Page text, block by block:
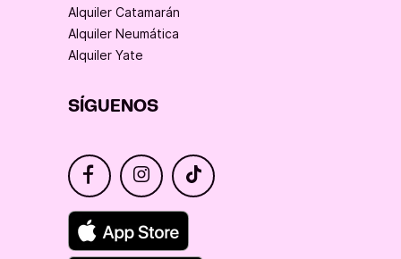
Alquiler Catamarán
Alquiler Neumática
Alquiler Yate
SÍGUENOS